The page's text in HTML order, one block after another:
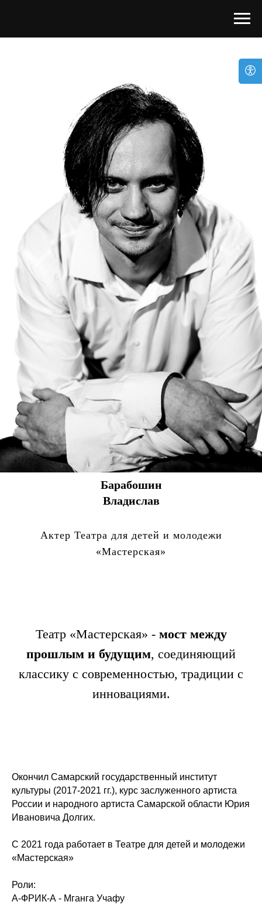
Барабошин
Владислав
Актер Театра для детей и молодежи
«Мастерская»
Театр «Мастерская» - мост между
прошлым и будущим, соединяющий
классику с современностью, традиции с
инновациями.
Окончил Самарский государственный институт
культуры (2017-2021 гг.), курс заслуженного артиста
России и народного артиста Самарской области Юрия
Ивановича Долгих.
С 2021 года работает в Театре для детей и молодежи
«Мастерская»
Роли:
А-ФРИК-А - Мганга Учафу